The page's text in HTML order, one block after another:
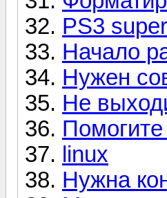
PS3
Начало
Нужен
Не
linux
Нужна